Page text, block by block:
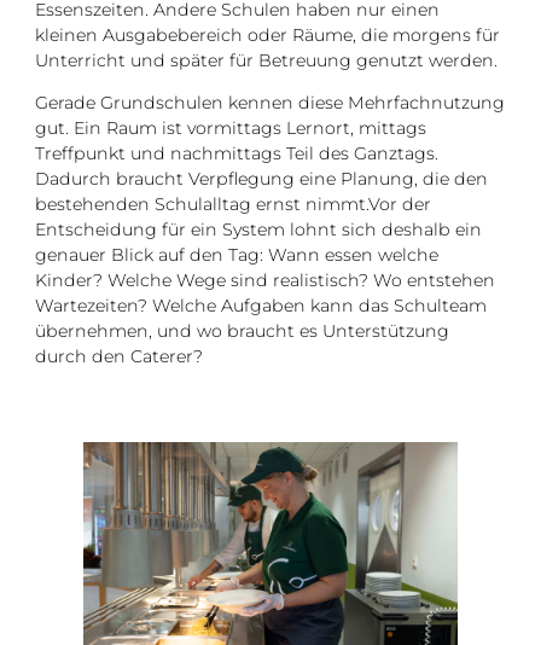
Essenszeiten. Andere Schulen haben nur einen
kleinen Ausgabebereich oder Räume, die morgens für
Unterricht und später für Betreuung genutzt werden.
Gerade Grundschulen kennen diese Mehrfachnutzung
gut. Ein Raum ist vormittags Lernort, mittags
Treffpunkt und nachmittags Teil des Ganztags.
Dadurch braucht Verpflegung eine Planung, die den
bestehenden Schulalltag ernst nimmt.Vor der
Entscheidung für ein System lohnt sich deshalb ein
genauer Blick auf den Tag: Wann essen welche
Kinder? Welche Wege sind realistisch? Wo entstehen
Wartezeiten? Welche Aufgaben kann das Schulteam
übernehmen, und wo braucht es Unterstützung
durch den Caterer?